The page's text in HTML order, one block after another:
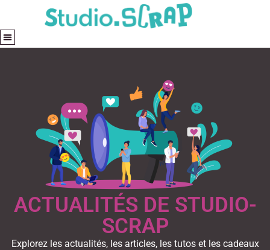
ACTUALITÉS DE STUDIO-
SCRAP
Explorez les actualités, les articles, les tutos et les cadeaux